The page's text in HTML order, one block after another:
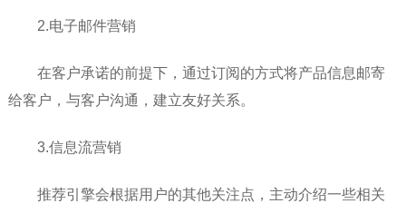
2.电子邮件营销
在客户承诺的前提下，通过订阅的方式将产品信息邮寄
给客户，与客户沟通，建立友好关系。
3.信息流营销
推荐引擎会根据用户的其他关注点，主动介绍一些相关